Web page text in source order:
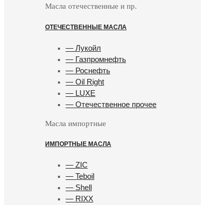
Масла отечественные и пр.
ОТЕЧЕСТВЕННЫЕ МАСЛА
— Лукойл
— Газпромнефть
— Роснефть
— Oil Right
— LUXE
— Отечественное прочее
Масла импортные
ИМПОРТНЫЕ МАСЛА
— ZIC
— Teboil
— Shell
— RIXX